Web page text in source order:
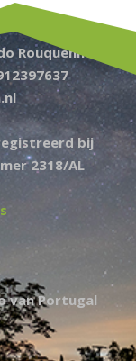
Rouquenho
bij
2318/AL
van Portugal